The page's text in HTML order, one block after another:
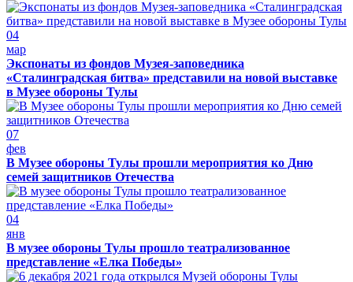
04
мар
Экспонаты из фондов Музея-заповедника
«Сталинградская битва» представили на новой выставке
в Музее обороны Тулы
07
фев
В Музее обороны Тулы прошли мероприятия ко Дню
семей защитников Отечества
04
янв
В музее обороны Тулы прошло театрализованное
представление «Елка Победы»